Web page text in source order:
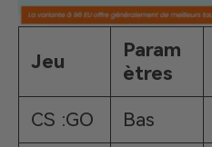
Jeu
Param
ètres
CS :GO Bas